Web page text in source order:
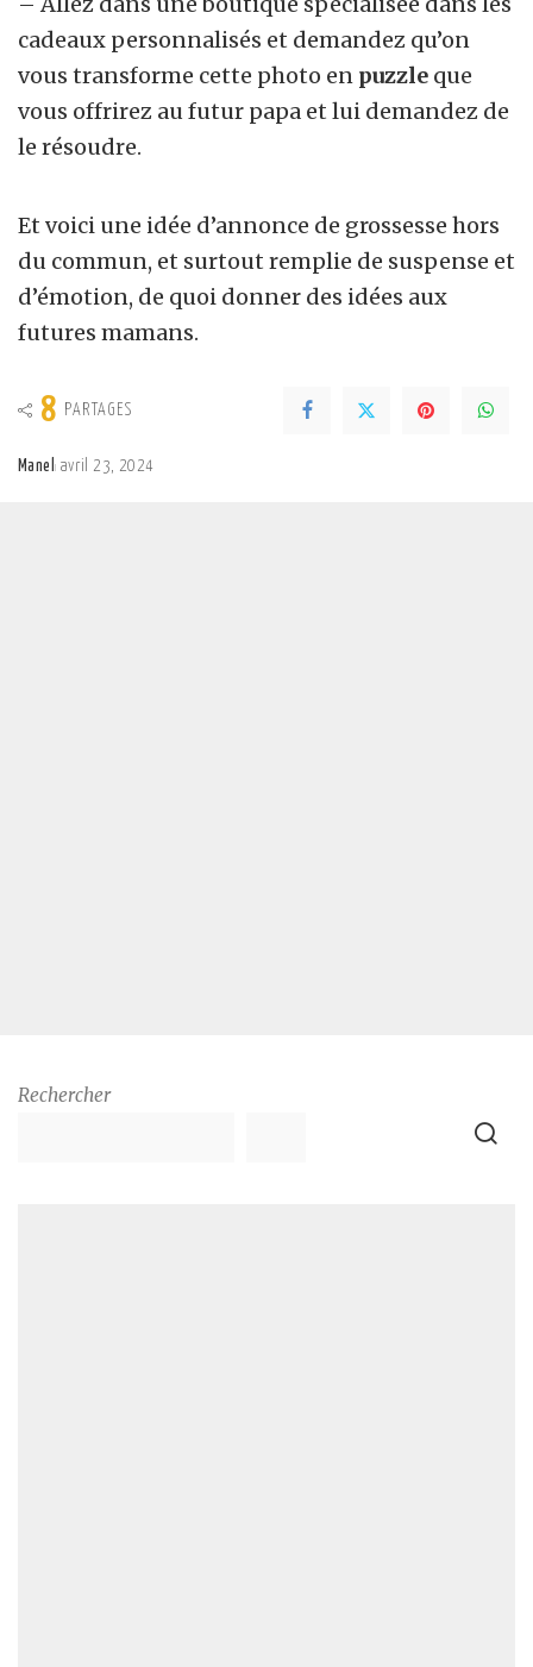
cadeaux personnalisés et demandez qu’on
vous transforme cette photo en puzzle que
vous offrirez au futur papa et lui demandez de
le résoudre.
Et voici une idée d’annonce de grossesse hors
du commun, et surtout remplie de suspense et
d’émotion, de quoi donner des idées aux
futures mamans.
8 PARTAGES
Manel avril 23, 2024
Rechercher